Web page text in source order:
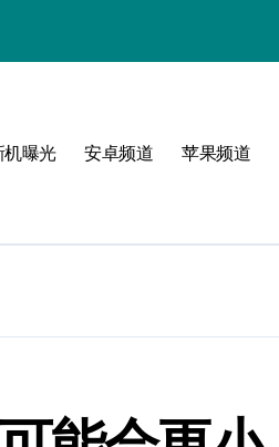
机曝光 安卓频道 苹果频道